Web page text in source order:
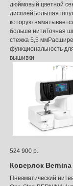
дюймовый цветной
дисплейБольшая
которую
больше нитиТочная
стежка 5,5
функциональность
вышивки
524 900 р.
Коверлок Bernina
Пневматический